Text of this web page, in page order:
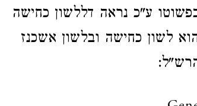
ע"כ נראה דללשון כחישה
לשון כחישה ובלשון אשכנז